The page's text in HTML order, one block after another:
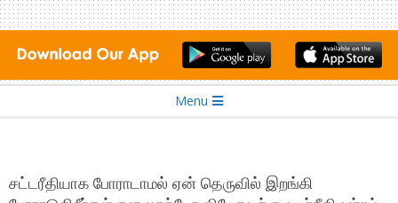
Menu
சட்டரீதியாக போராடாமல் ஏன் தெருவில் இறங்கி